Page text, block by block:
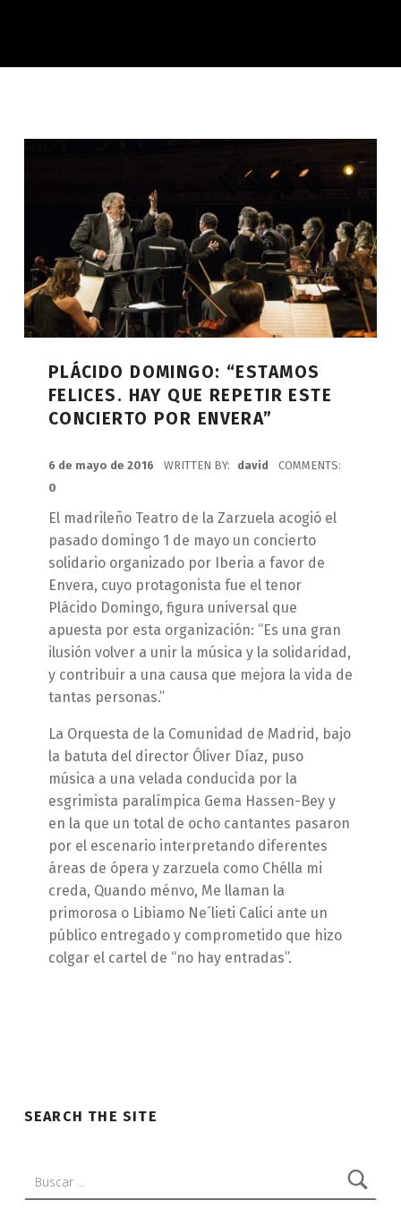
PLÁCIDO DOMINGO: “ESTAMOS
FELICES. HAY QUE REPETIR ESTE
CONCIERTO POR ENVERA”
6 de mayo de 2016 WRITTEN BY: david
COMMENTS:
0
El madrileño Teatro de la Zarzuela acogió el
pasado domingo 1 de mayo un concierto
solidario organizado por Iberia a favor de
Envera, cuyo protagonista fue el tenor
Plácido Domingo, figura universal que
apuesta por esta organización: “Es una gran
ilusión volver a unir la música y la solidaridad,
y contribuir a una causa que mejora la vida de
tantas personas.”
La Orquesta de la Comunidad de Madrid, bajo
la batuta del director Óliver Díaz, puso
música a una velada conducida por la
esgrimista paralímpica Gema Hassen-Bey y
en la que un total de ocho cantantes pasaron
por el escenario interpretando diferentes
áreas de ópera y zarzuela como Chélla mi
creda, Quando ménvo, Me llaman la
primorosa o Libiamo Ne´lieti Calici ante un
público entregado y comprometido que hizo
colgar el cartel de “no hay entradas”.
SEARCH THE SITE